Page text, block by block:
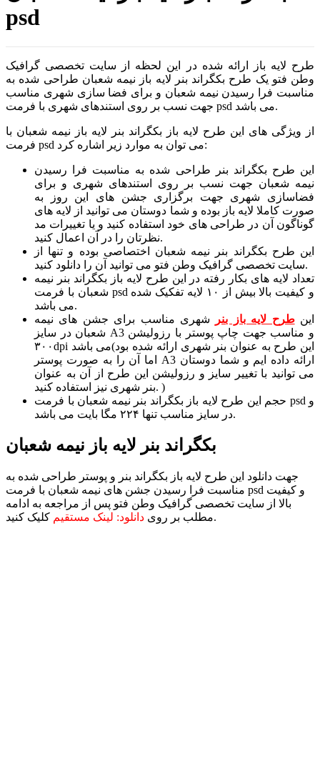
psd
طرح لایه باز ارائه شده در این لحظه از سایت تخصصی گرافیک
وطن فتو یک طرح بکگراند بنر لایه باز نیمه شعبان طراحی شده به
مناسبت فرا رسیدن نیمه شعبان و برای فضا سازی شهری مناسب
جهت نسب بر روی استندهای شهری با فرمت psd می باشد.
از ویژگی های این طرح لایه باز بکگراند بنر لایه باز نیمه شعبان با
فرمت psd می توان به موارد زیر اشاره کرد:
این طرح بکگراند بنر طراحی شده به مناسبت فرا رسیدن
نیمه شعبان جهت نسب بر روی استندهای شهری و برای
فضاسازی شهری جهت برگزاری جشن های این روز به
صورت کاملا لایه باز بوده و شما دوستان می توانید از لایه های
گوناگون آن در طراحی های خود استفاده کنید و یا تغییرات مد
نظرتان را در آن اعمال کنید.
این طرح بکگراند بنر نیمه شعبان اختصاصی بوده و تنها از
سایت تخصصی گرافیک وطن فتو می توانید آن را دانلود کنید.
تعداد لایه های بکار رفته در این طرح لایه باز بکگراند بنر نیمه
شعبان با فرمت psd و کیفیت بالا بیش از ۱۰ لایه تفکیک شده
می باشد.
اینطرح لایه باز بنر
شهری مناسب برای جشن های نیمه
شعبان در سایز A3 و مناسب جهت چاپ پوستر با رزولیشن
۳۰۰dpi می باشد(این طرح به عنوان بنر شهری ارائه شده بود
اما آن را به صورت پوستر A3 ارائه داده ایم و شما دوستان
می توانید با تغییر سایز و رزولیشن این طرح از آن به عنوان
بنر شهری نیز استفاده کنید. )
حجم این طرح لایه باز بکگراند بنر نیمه شعبان با فرمت psd و
در سایز مناسب تنها ۲۲۴ مگا بایت می باشد.
بکگراند بنر لایه باز نیمه شعبان
جهت دانلود این طرح لایه باز بکگراند بنر و پوستر طراحی شده به
مناسبت فرا رسیدن جشن های نیمه شعبان با فرمت psd و کیفیت
بالا از سایت تخصصی گرافیک وطن فتو پس از مراجعه به ادامه
مطلب بر روی دانلود: لینک مستقیم کلیک کنید.